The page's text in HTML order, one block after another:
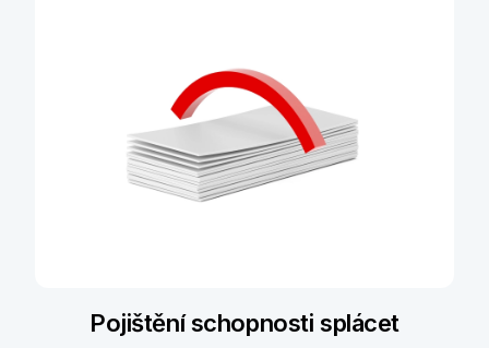
Pojištění schopnosti splácet